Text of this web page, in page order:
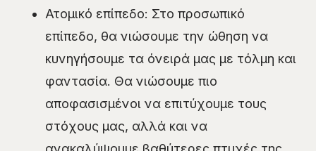
Ατομικό επίπεδο: Στο προσωπικό
επίπεδο, θα νιώσουμε την ώθηση να
κυνηγήσουμε τα όνειρά μας με τόλμη και
φαντασία. Θα νιώσουμε πιο
αποφασισμένοι να επιτύχουμε τους
στόχους μας, αλλά και να